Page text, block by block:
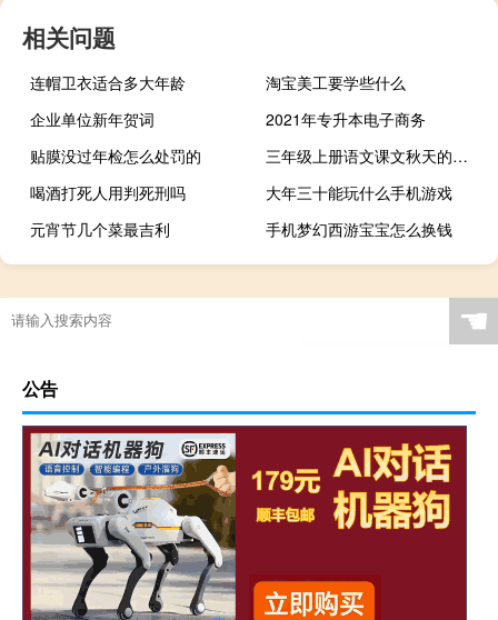
相关问题
连帽卫衣适合多大年龄
淘宝美工要学些什么
企业单位新年贺词
2021年专升本电子商务
贴膜没过年检怎么处罚的
三年级上册语文课文秋天的雨（三年级上册语文课文）
喝酒打死人用判死刑吗
大年三十能玩什么手机游戏
元宵节几个菜最吉利
手机梦幻西游宝宝怎么换钱
☚
公告